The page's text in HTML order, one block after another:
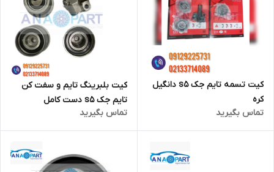
کیت تسمه تایم جک s5 دانگیل
کره
تماس بگیرید
کیت بلبرینگ تایم و سفت کن
تایم جک s5 دست کامل
تماس بگیرید